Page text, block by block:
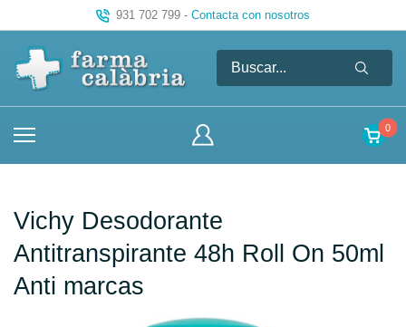
931 702 799 - Contacta con nosotros
0
Vichy Desodorante
Antitranspirante 48h Roll On 50ml
Anti marcas